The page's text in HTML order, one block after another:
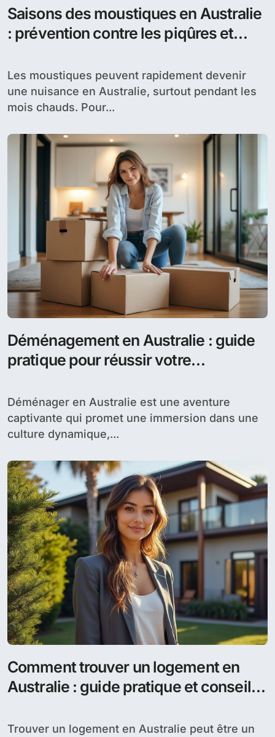
Saisons des moustiques en Australie
: prévention contre les piqûres et
prolifération
Les moustiques peuvent rapidement devenir
une nuisance en Australie, surtout pendant les
mois chauds. Pour...
Déménagement en Australie : guide
pratique pour réussir votre
Déménager en Australie est une aventure
captivante qui promet une immersion dans une
culture dynamique,...
Comment trouver un logement en
Australie : guide pratique et conseils
Trouver un logement en Australie peut être un